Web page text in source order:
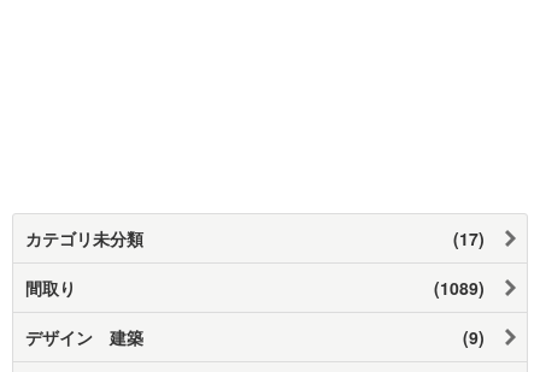
カテゴリ未分類 (17)
間取り (1089)
デザイン 建築 (9)